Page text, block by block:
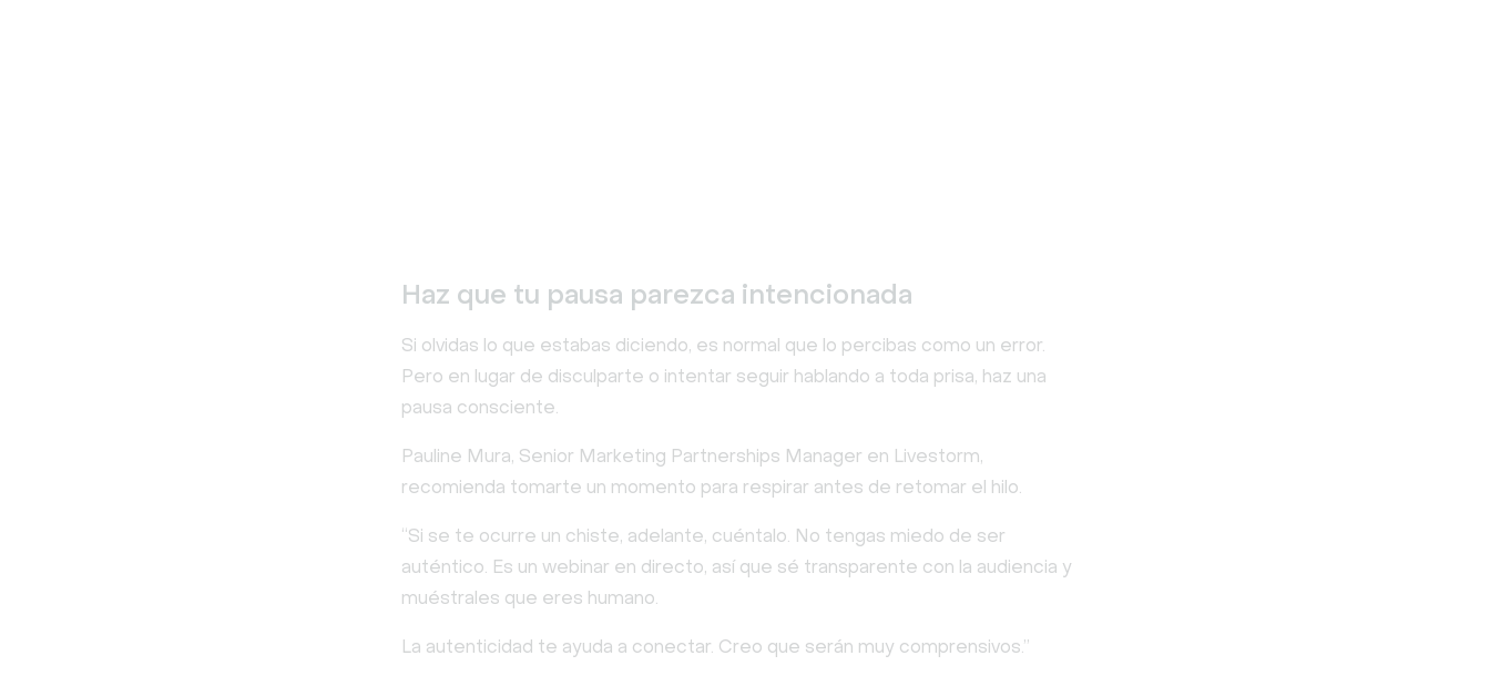
Haz que tu pausa parezca intencionada
Si olvidas lo que estabas diciendo, es normal que lo percibas como un error.
Pero en lugar de disculparte o intentar seguir hablando a toda prisa, haz una
pausa consciente.
Pauline Mura, Senior Marketing Partnerships Manager en Livestorm,
recomienda tomarte un momento para respirar antes de retomar el hilo.
“Si se te ocurre un chiste, adelante, cuéntalo. No tengas miedo de ser
auténtico. Es un webinar en directo, así que sé transparente con la audiencia y
muéstrales que eres humano.
La autenticidad te ayuda a conectar. Creo que serán muy comprensivos.”